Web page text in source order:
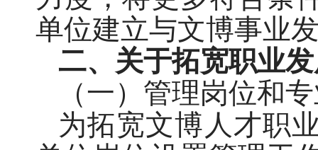
单位建立与文博事业
二、关于拓宽职业
（一）管理岗位和
为拓宽文博人才职